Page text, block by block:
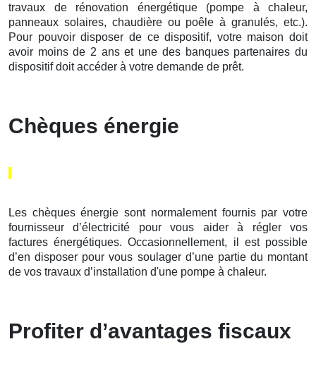
travaux de rénovation énergétique (pompe à chaleur,
panneaux solaires, chaudière ou poêle à granulés, etc.).
Pour pouvoir disposer de ce dispositif, votre maison doit
avoir moins de 2 ans et une des banques partenaires du
dispositif doit accéder à votre demande de prêt.
Chèques énergie
Les chèques énergie sont normalement fournis par votre
fournisseur d’électricité pour vous aider à régler vos
factures énergétiques. Occasionnellement, il est possible
d’en disposer pour vous soulager d’une partie du montant
de vos travaux d’installation d'une pompe à chaleur.
Profiter d’avantages fiscaux